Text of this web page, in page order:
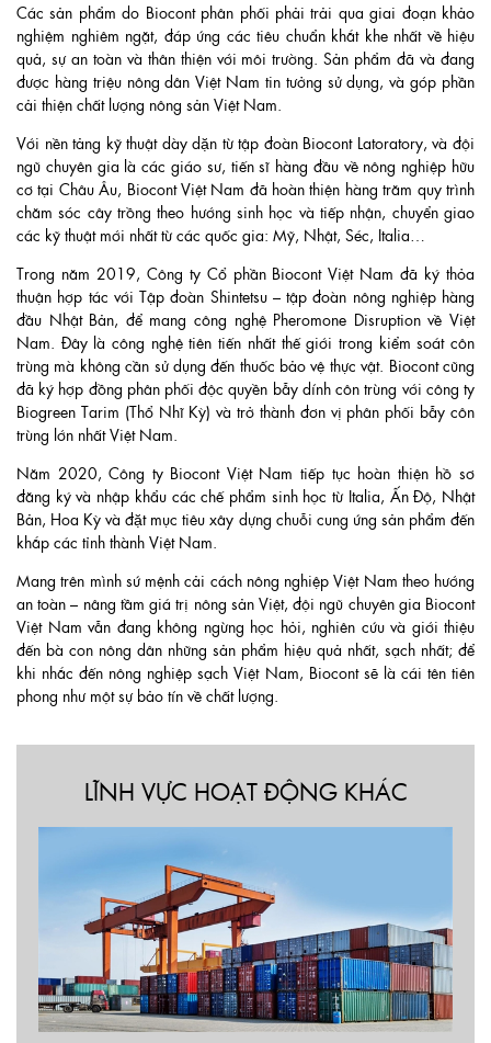
Các sản phẩm do Biocont phân phối phải trải qua giai đoạn khảo
nghiệm nghiêm ngặt, đáp ứng các tiêu chuẩn khắt khe nhất về hiệu
quả, sự an toàn và thân thiện với môi trường. Sản phẩm đã và đang
được hàng triệu nông dân Việt Nam tin tưởng sử dụng, và góp phần
cải thiện chất lượng nông sản Việt Nam.
Với nền tảng kỹ thuật dày dặn từ tập đoàn Biocont Latoratory, và đội
ngũ chuyên gia là các giáo sư, tiến sĩ hàng đầu về nông nghiệp hữu
cơ tại Châu Âu, Biocont Việt Nam đã hoàn thiện hàng trăm quy trình
chăm sóc cây trồng theo hướng sinh học và tiếp nhận, chuyển giao
các kỹ thuật mới nhất từ các quốc gia: Mỹ, Nhật, Séc, Italia…
Trong năm 2019, Công ty Cổ phần Biocont Việt Nam đã ký thỏa
thuận hợp tác với Tập đoàn Shintetsu – tập đoàn nông nghiệp hàng
đầu Nhật Bản, để mang công nghệ Pheromone Disruption về Việt
Nam. Đây là công nghệ tiên tiến nhất thế giới trong kiểm soát côn
trùng mà không cần sử dụng đến thuốc bảo vệ thực vật. Biocont cũng
đã ký hợp đồng phân phối độc quyền bẫy dính côn trùng với công ty
Biogreen Tarim (Thổ Nhĩ Kỳ) và trở thành đơn vị phân phối bẫy côn
trùng lớn nhất Việt Nam.
Năm 2020, Công ty Biocont Việt Nam tiếp tục hoàn thiện hồ sơ
đăng ký và nhập khẩu các chế phẩm sinh học từ Italia, Ấn Độ, Nhật
Bản, Hoa Kỳ và đặt mục tiêu xây dựng chuỗi cung ứng sản phẩm đến
khắp các tỉnh thành Việt Nam.
Mang trên mình sứ mệnh cải cách nông nghiệp Việt Nam theo hướng
an toàn – nâng tầm giá trị nông sản Việt, đội ngũ chuyên gia Biocont
Việt Nam vẫn đang không ngừng học hỏi, nghiên cứu và giới thiệu
đến bà con nông dân những sản phẩm hiệu quả nhất, sạch nhất; để
khi nhắc đến nông nghiệp sạch Việt Nam, Biocont sẽ là cái tên tiên
phong như một sự bảo tín về chất lượng.
LĨNH VỰC HOẠT ĐỘNG KHÁC